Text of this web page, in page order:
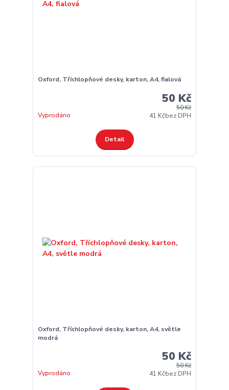
Oxford, Tříchlopňové desky, karton, A4, fialová
50 Kč
50 Kč
41 Kčbez DPH
Vyprodáno
Detail
Oxford, Tříchlopňové desky, karton, A4, světle
modrá
50 Kč
50 Kč
41 Kčbez DPH
Vyprodáno